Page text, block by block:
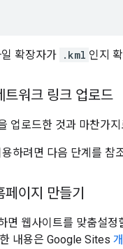
일 확장자가 .kml 인지
트워크 링크 업로드
업로드한 것과 마찬가
용하려면 다음 단계를 참
페이지 만들기
면 웹사이트를 맞춤설
내용은 Google Sites